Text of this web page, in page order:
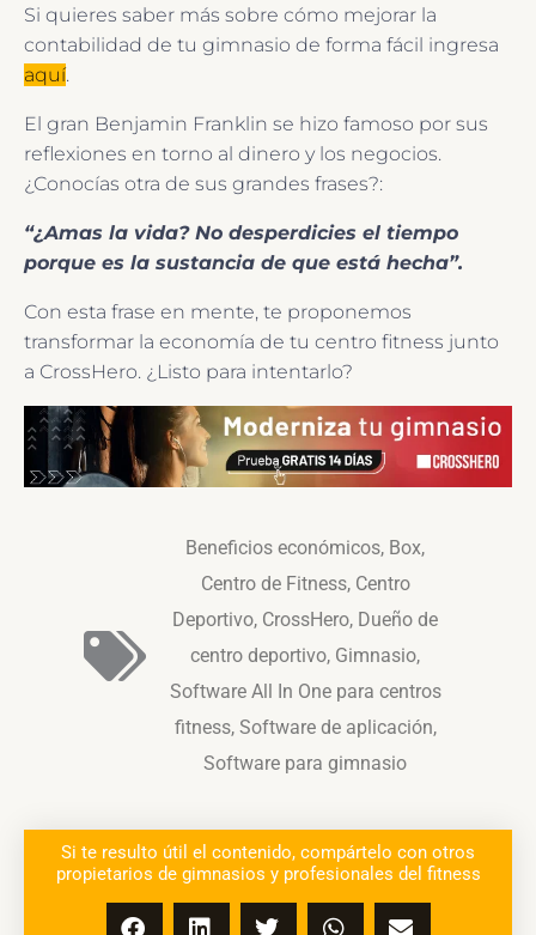
Si quieres saber más sobre cómo mejorar la
contabilidad de tu gimnasio de forma fácil ingresa
aquí.
El gran Benjamin Franklin se hizo famoso por sus
reflexiones en torno al dinero y los negocios.
¿Conocías otra de sus grandes frases?:
“¿Amas la vida? No desperdicies el tiempo
porque es la sustancia de que está hecha”.
Con esta frase en mente, te proponemos
transformar la economía de tu centro fitness junto
a CrossHero. ¿Listo para intentarlo?
Beneficios económicos, Box,
Centro de Fitness, Centro
Deportivo, CrossHero, Dueño de
centro deportivo, Gimnasio,
Software All In One para centros
fitness, Software de aplicación,
Software para gimnasio
Si te resulto útil el contenido, compártelo con otros
propietarios de gimnasios y profesionales del fitness